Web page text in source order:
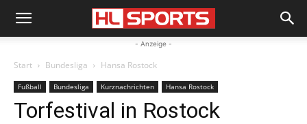
- Anzeige -
Start Bundesliga Hansa Rostock
Fußball Bundesliga Kurznachrichten Hansa Rostock
Torfestival in Rostock